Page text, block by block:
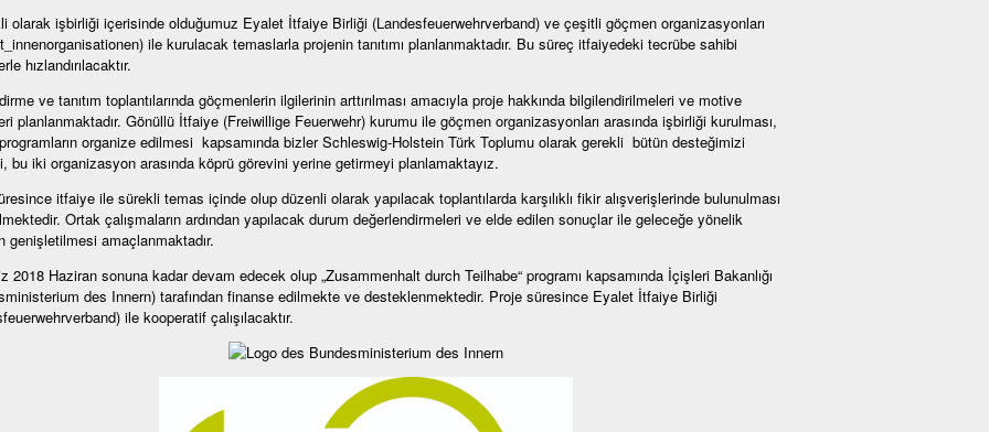
olarak işbirliği içerisinde olduğumuz Eyalet İtfaiye Birliği (Landesfeuerwehrverband) ve çeşitli göçmen organizasyonları
ile kurulacak temaslarla projenin tanıtımı planlanmaktadır. Bu süreç itfaiyedeki tecrübe sahibi
hızlandırılacaktır.
ve tanıtım toplantılarında göçmenlerin ilgilerinin arttırılması amacıyla proje hakkında bilgilendirilmeleri ve motive
planlanmaktadır. Gönüllü İtfaiye (Freiwillige Feuerwehr) kurumu ile göçmen organizasyonları arasında işbirliği kurulması,
organize edilmesi kapsamında bizler Schleswig-Holstein Türk Toplumu olarak gerekli bütün desteğimizi
bu iki organizasyon arasında köprü görevini yerine getirmeyi planlamaktayız.
itfaiye ile sürekli temas içinde olup düzenli olarak yapılacak toplantılarda karşılıklı fikir alışverişlerinde bulunulması
Ortak çalışmaların ardından yapılacak durum değerlendirmeleri ve elde edilen sonuçlar ile geleceğe yönelik
genişletilmesi amaçlanmaktadır.
2018 Haziran sonuna kadar devam edecek olup „Zusammenhalt durch Teilhabe“ programı kapsamında İçişleri Bakanlığı
des Innern) tarafından finanse edilmekte ve desteklenmektedir. Proje süresince Eyalet İtfaiye Birliği
ile kooperatif çalışılacaktır.